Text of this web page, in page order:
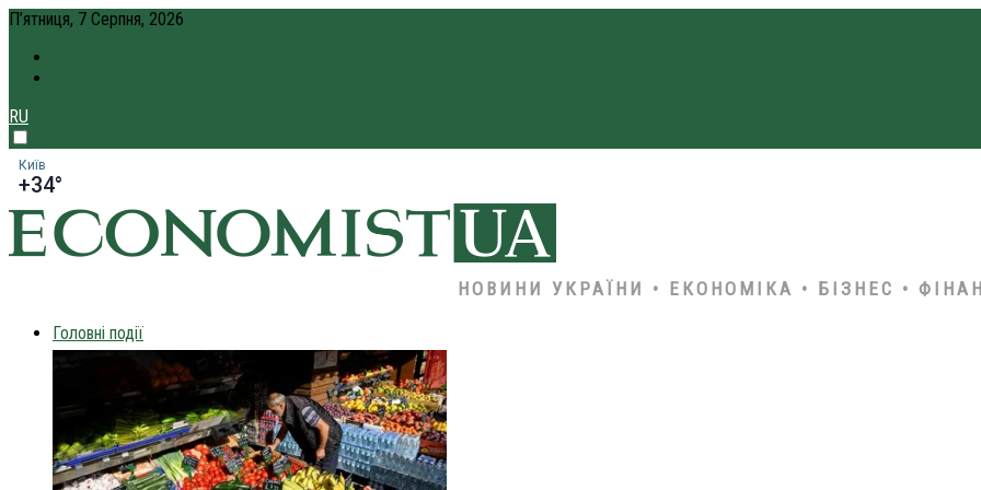
П’ятниця, 7 Серпня, 2026
RU
Київ
+34°
НОВИНИ УКРАЇНИ • ЕКОНОМІКА • БІЗНЕС •
Головні події